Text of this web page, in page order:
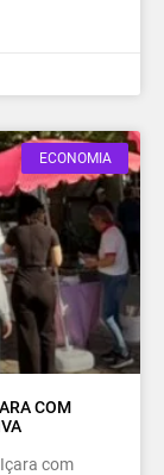
ECONOMIA
COM
com